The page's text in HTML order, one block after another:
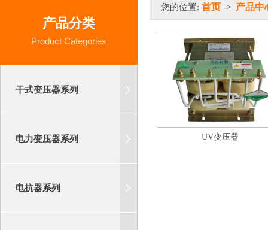
产品分类
Product Categories
干式变压器系列
电力变压器系列
电抗器系列
您的位置: 首页 -> 产品中
UV变压器